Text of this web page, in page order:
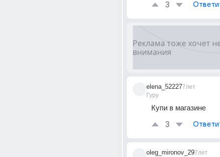
3
elena_52227
Гуру
7лет
Купи в магазине
3
oleg_mironov_297лет